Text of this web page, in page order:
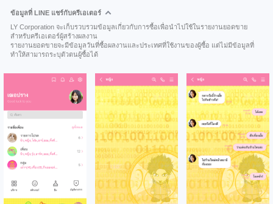
ข้อมูลที่ LINE แชร์กับครีเอเตอร์
LY Corporation จะเก็บรวบรวมข้อมูลเกี่ยวกับการซื้อเพื่อนำไปใช้ในรายงานยอดขาย
สำหรับครีเอเตอร์ผู้สร้างผลงาน
รายงานยอดขายจะมีข้อมูลวันที่ซื้อผลงานและประเทศที่ใช้งานของผู้ซื้อ แต่ไม่มีข้อมูลที่
ทำให้สามารถระบุตัวตนผู้ซื้อได้